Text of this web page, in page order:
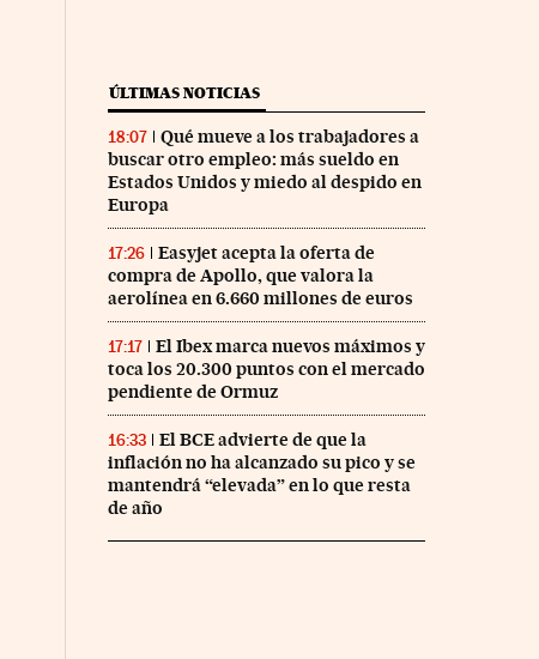
ÚLTIMAS NOTICIAS
18:07
Qué mueve a los trabajadores a
buscar otro empleo: más sueldo en
Estados Unidos y miedo al despido en
Europa
17:26
Easyjet acepta la oferta de
compra de Apollo, que valora la
aerolínea en 6.660 millones de euros
17:17
El Ibex marca nuevos máximos y
toca los 20.300 puntos con el mercado
pendiente de Ormuz
16:33
El BCE advierte de que la
inflación no ha alcanzado su pico y se
mantendrá “elevada” en lo que resta
de año